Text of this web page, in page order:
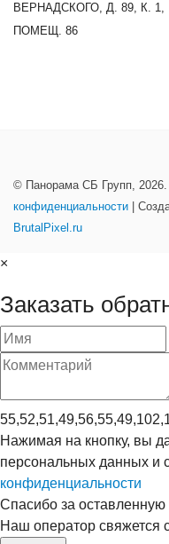
ВЕРНАДСКОГО, Д. 89, К. 1,
ПОМЕЩ. 86
© Панорама СБ Групп,
конфиденциальности |
BrutalPixel.ru
×
Заказать
Нажимая на кнопку, вы
персональных данных и
конфиденциальности
Спасибо за оставленную
Наш оператор свяжется